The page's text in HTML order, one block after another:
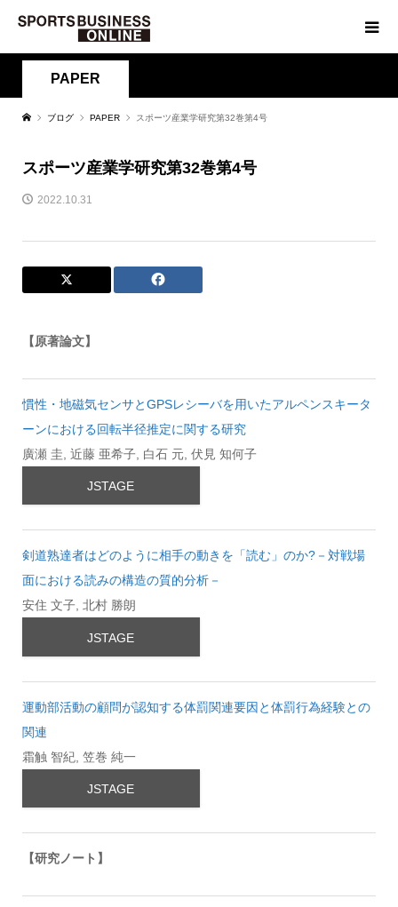
PAPER
ブログ PAPER スポーツ産業学研究第32巻第4号
スポーツ産業学研究第32巻第4号
2022.10.31
【原著論文】
慣性・地磁気センサとGPSレシーバを用いたアルペンスキータ
ーンにおける回転半径推定に関する研究
廣瀬 圭, 近藤 亜希子, 白石 元, 伏見 知何子
JSTAGE
剣道熟達者はどのように相手の動きを「読む」のか?－対戦場
面における読みの構造の質的分析－
安住 文子, 北村 勝朗
JSTAGE
運動部活動の顧問が認知する体罰関連要因と体罰行為経験との
関連
霜触 智紀, 笠巻 純一
JSTAGE
【研究ノート】